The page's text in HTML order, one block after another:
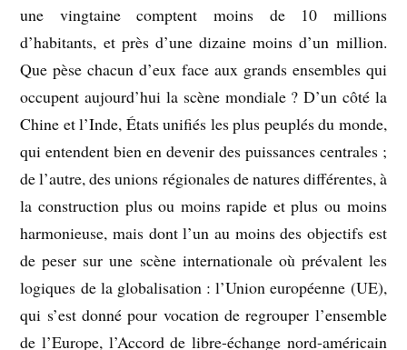
une vingtaine comptent moins de 10 millions
d’habitants, et près d’une dizaine moins d’un million.
Que pèse chacun d’eux face aux grands ensembles qui
occupent aujourd’hui la scène mondiale ? D’un côté la
Chine et l’Inde, États unifiés les plus peuplés du monde,
qui entendent bien en devenir des puissances centrales ;
de l’autre, des unions régionales de natures différentes, à
la construction plus ou moins rapide et plus ou moins
harmonieuse, mais dont l’un au moins des objectifs est
de peser sur une scène internationale où prévalent les
logiques de la globalisation : l’Union européenne (UE),
qui s’est donné pour vocation de regrouper l’ensemble
de l’Europe, l’Accord de libre-échange nord-américain